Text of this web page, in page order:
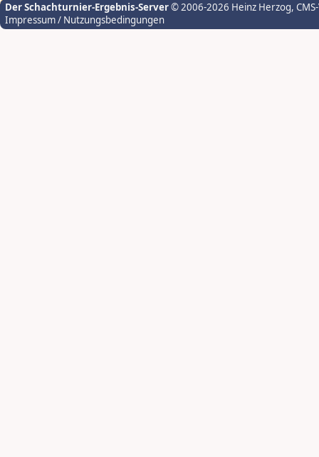
Der Schachturnier-Ergebnis-Server© 2006-2026 Heinz Herzog,
Impressum / Nutzungsbedingungen